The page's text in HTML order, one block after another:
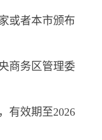
或者本市颁布
商务区管理委
效期至2026